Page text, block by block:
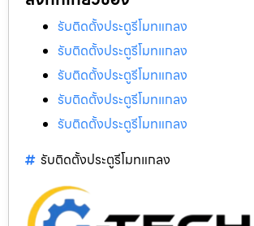
รับติดตั้งประตูรีโมทแกลง
รับติดตั้งประตูรีโมทแกลง
รับติดตั้งประตูรีโมทแกลง
รับติดตั้งประตูรีโมทแกลง
รับติดตั้งประตูรีโมทแกลง
รับติดตั้งประตูรีโมทแกลง